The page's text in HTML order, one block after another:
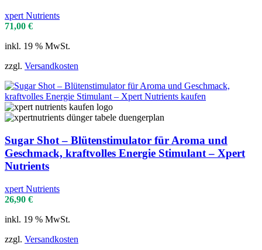
xpert Nutrients
71,00 €
inkl. 19 % MwSt.
zzgl. Versandkosten
Sugar Shot – Blütenstimulator für Aroma und
Geschmack, kraftvolles Energie Stimulant – Xpert
Nutrients
xpert Nutrients
26,90 €
inkl. 19 % MwSt.
zzgl. Versandkosten